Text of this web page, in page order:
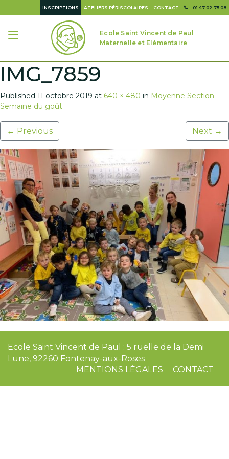
01 47 02 75 08
CONTACT
ATELIERS PÉRISCOLAIRES
INSCRIPTIONS
Ecole Saint Vincent de Paul
Maternelle et Elémentaire
IMG_7859
Published 11 octobre 2019 at 640 × 480 in Moyenne Section –
Semaine du goût
← Previous Next →
Ecole Saint Vincent de Paul : 5 ruelle de la Demi
Lune, 92260 Fontenay-aux-Roses
MENTIONS LÉGALES
CONTACT